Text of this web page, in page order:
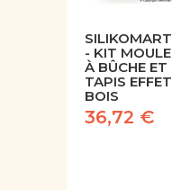
SILIKOMART
- KIT MOULE
À BÛCHE ET
TAPIS EFFET
BOIS
36,72 €